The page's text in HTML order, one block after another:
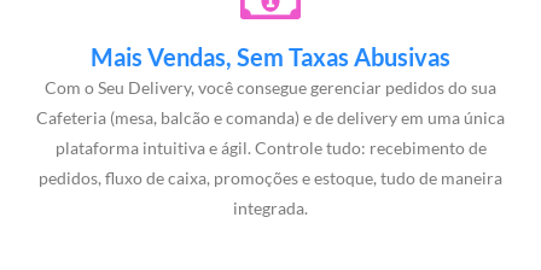
Mais Vendas, Sem Taxas Abusivas
Com o Seu Delivery, você consegue gerenciar pedidos do sua
Cafeteria (mesa, balcão e comanda) e de delivery em uma única
plataforma intuitiva e ágil. Controle tudo: recebimento de
pedidos, fluxo de caixa, promoções e estoque, tudo de maneira
integrada.